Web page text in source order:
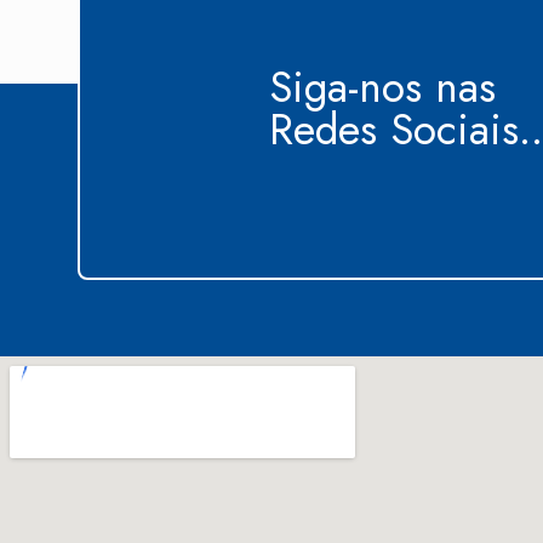
Siga-nos nas
Redes